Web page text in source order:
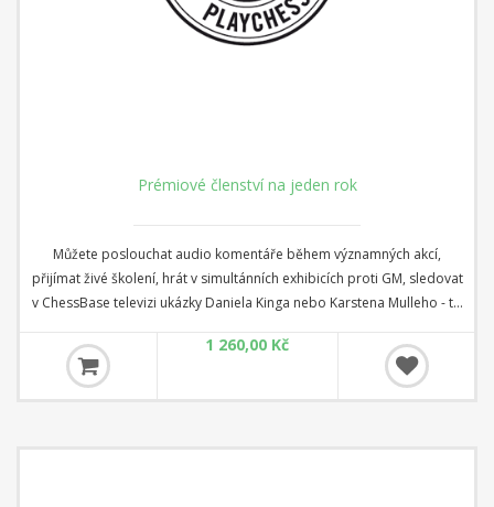
Prémiové členství na jeden rok
Můžete poslouchat audio komentáře během významných akcí,
přijímat živé školení, hrát v simultánních exhibicích proti GM, sledovat
v ChessBase televizi ukázky Daniela Kinga nebo Karstena Mulleho - to
1 260,00 Kč